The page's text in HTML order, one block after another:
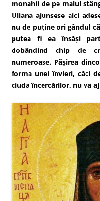
monahii de pe malul
Uliana ajunsese aici
nu de puține ori gândul
putea fi ea însăși
dobândind chip de
numeroase. Pășirea
forma unei învieri, căci
ciuda încercărilor, nu va